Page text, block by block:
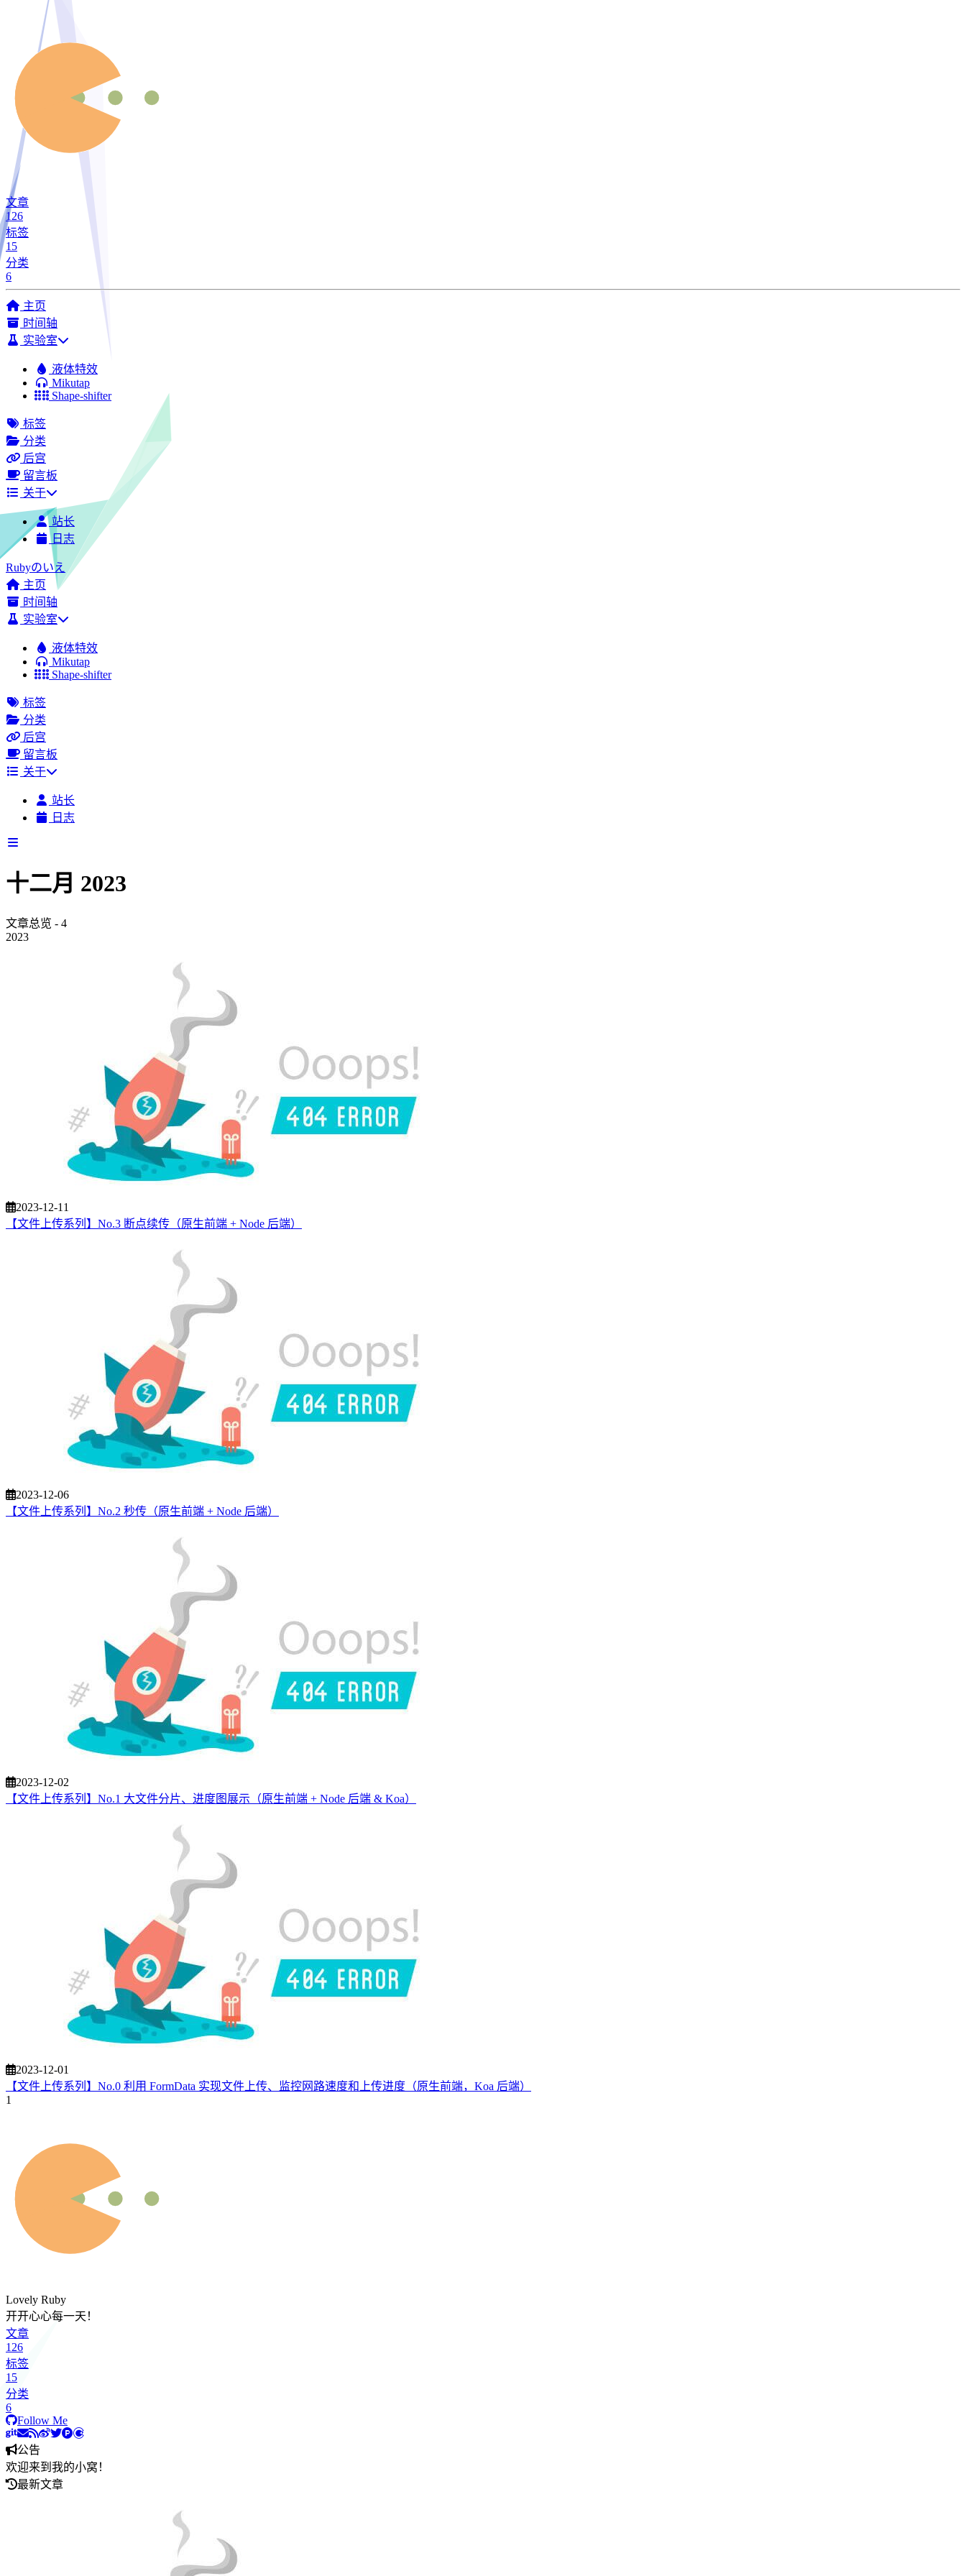
文章
126
标签
15
分类
6
主页
时间轴
实验室
液体特效
Mikutap
Shape-shifter
标签
分类
后宫
留言板
关于
站长
日志
Rubyのいえ
主页
时间轴
实验室
液体特效
Mikutap
Shape-shifter
标签
分类
后宫
留言板
关于
站长
日志
十二月 2023
文章总览 - 4
2023
2023-12-11
【文件上传系列】No.3 断点续传（原生前端 + Node 后端）
2023-12-06
【文件上传系列】No.2 秒传（原生前端 + Node 后端）
2023-12-02
【文件上传系列】No.1 大文件分片、进度图展示（原生前端 + Node 后端 & Koa）
2023-12-01
【文件上传系列】No.0 利用 FormData 实现文件上传、监控网路速度和上传进度（原生前端，Koa 后端）
1
Lovely Ruby
开开心心每一天！
文章
126
标签
15
分类
6
Follow Me
公告
欢迎来到我的小窝！
最新文章